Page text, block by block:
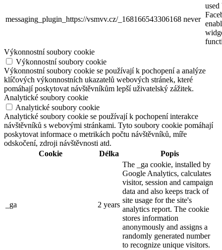
messaging_plugin_https://vsmvv.cz/_168166543306168 never
used
Výkonnostní soubory cookie
Výkonnostní soubory cookie
Výkonnostní soubory cookie se používají k pochopení a analýze
klíčových výkonnostních ukazatelů webových stránek, které
pomáhají poskytovat návštěvníkům lepší uživatelský zážitek.
Analytické soubory cookie
Analytické soubory cookie
Analytické soubory cookie se používají k pochopení interakce
návštěvníků s webovými stránkami. Tyto soubory cookie pomáhají
poskytovat informace o metrikách počtu návštěvníků, míře
odskočení, zdroji návštěvnosti atd.
Cookie
Délka Popis
_ga 2 years
The _ga cookie, installed by
Google Analytics, calculates
visitor, session and campaign
data and also keeps track of
site usage for the site's
analytics report. The cookie
stores information
anonymously and assigns a
randomly generated number
to recognize unique visitors.